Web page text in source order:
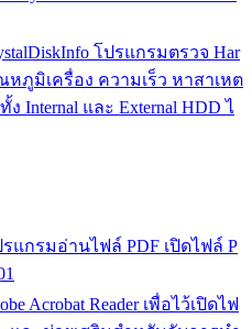
โปรแกรมตรวจ Har
ภูมิเครื่อง ความเร็ว หาสาเหต
Internal และ External HDD ไ
รแกรมอ่านไฟล์ PDF เปิดไฟล์ P
Acrobat Reader เพื่อไว้เปิดไฟ